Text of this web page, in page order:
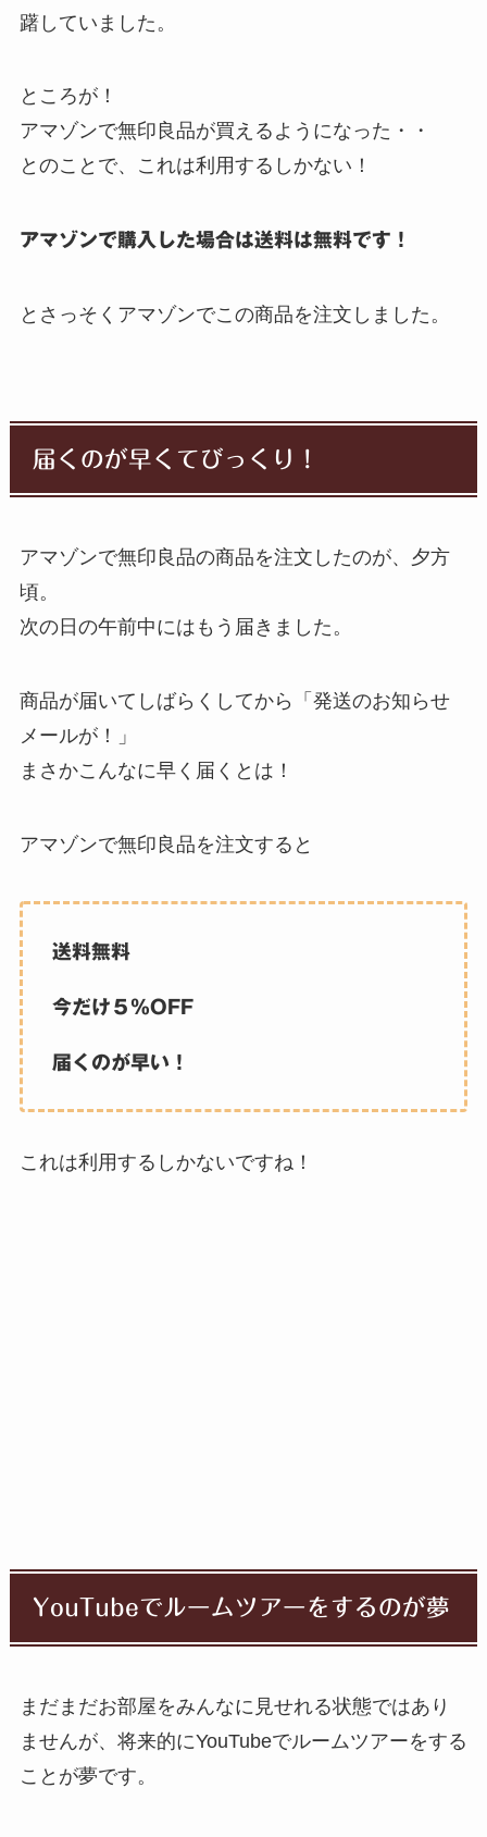
躇していました。
ところが！
アマゾンで無印良品が買えるようになった・・
とのことで、これは利用するしかない！
アマゾンで購入した場合は送料は無料です！
とさっそくアマゾンでこの商品を注文しました。
届くのが早くてびっくり！
アマゾンで無印良品の商品を注文したのが、夕方
頃。
次の日の午前中にはもう届きました。
商品が届いてしばらくしてから「発送のお知らせ
メールが！」
まさかこんなに早く届くとは！
アマゾンで無印良品を注文すると
送料無料
今だけ５％OFF
届くのが早い！
これは利用するしかないですね！
YouTubeでルームツアーをするのが夢
まだまだお部屋をみんなに見せれる状態ではあり
ませんが、将来的にYouTubeでルームツアーをする
ことが夢です。